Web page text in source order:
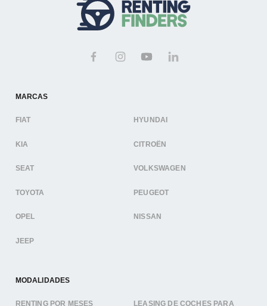
MARCAS
FIAT HYUNDAI
KIA CITROËN
SEAT VOLKSWAGEN
TOYOTA PEUGEOT
OPEL NISSAN
JEEP
MODALIDADES
RENTING POR MESES
LEASING DE COCHES PARA